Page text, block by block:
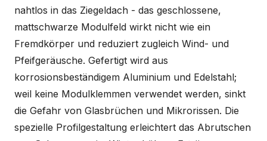
nahtlos in das Ziegeldach - das geschlossene,
mattschwarze Modulfeld wirkt nicht wie ein
Fremdkörper und reduziert zugleich Wind- und
Pfeifgeräusche. Gefertigt wird aus
korrosionsbeständigem Aluminium und Edelstahl;
weil keine Modulklemmen verwendet werden, sinkt
die Gefahr von Glasbrüchen und Mikrorissen. Die
spezielle Profilgestaltung erleichtert das Abrutschen